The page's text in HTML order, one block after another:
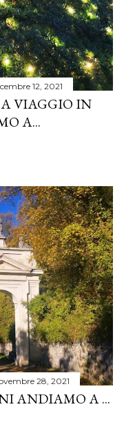
12, 2021
VIAGGIO IN
A...
28, 2021
ANDIAMO A ...